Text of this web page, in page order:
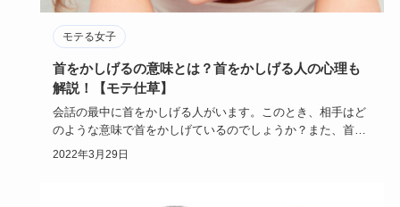
モテる女子
首をかしげるの意味とは？首をかしげる人の心理も
解説！【モテ仕草】
会話の最中に首をかしげる人がいます。このとき、相手はど
のような意味で首をかしげているのでしょうか？また、首を
かしげる仕草は…
2022年3月29日